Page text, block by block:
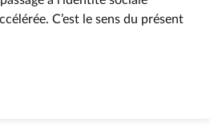
C’est le sens du présent